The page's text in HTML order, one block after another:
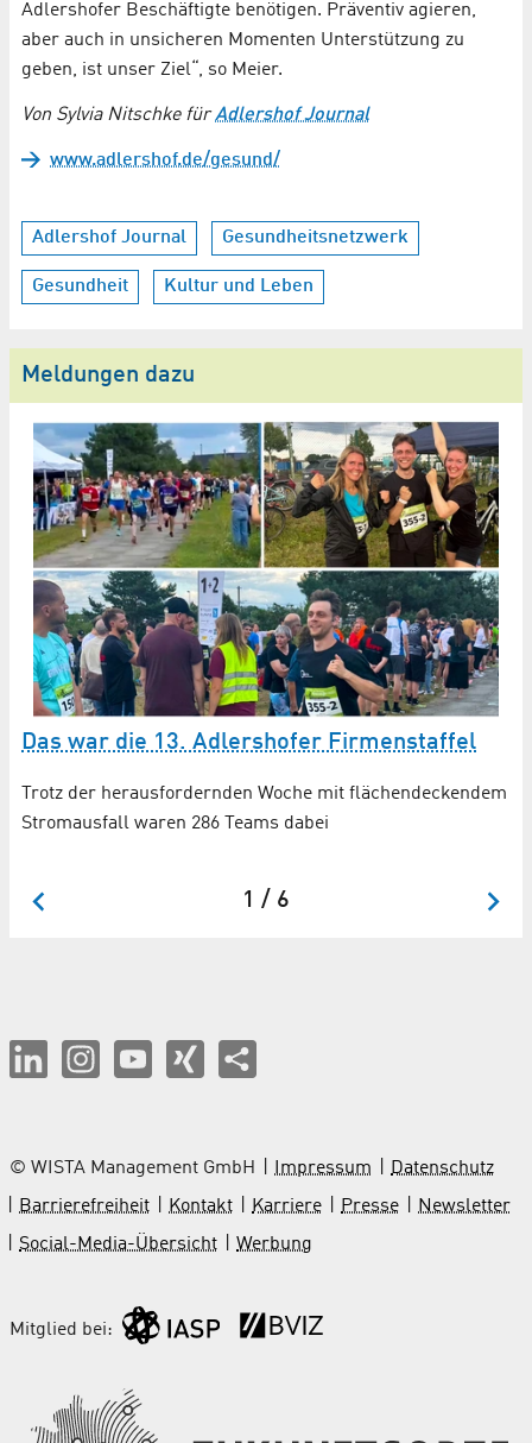
Adlershofer Beschäftigte benötigen. Präventiv agieren,
aber auch in unsicheren Momenten Unterstützung zu
geben, ist unser Ziel“, so Meier.
Von Sylvia Nitschke fürAdlershof Journal
www.adlershof.de/gesund/
Adlershof Journal Gesundheitsnetzwerk
Gesundheit Kultur und Leben
Meldungen dazu
Das war die 13. Adlershofer Firmenstaffel
Trotz der herausfordernden Woche mit flächendeckendem
Stromausfall waren 286 Teams dabei
1 / 6
© WISTA Management GmbH Impressum
Datenschutz
Barrierefreiheit
Kontakt Karriere Presse
Newsletter
Social-Media-Übersicht
Werbung
Mitglied bei: